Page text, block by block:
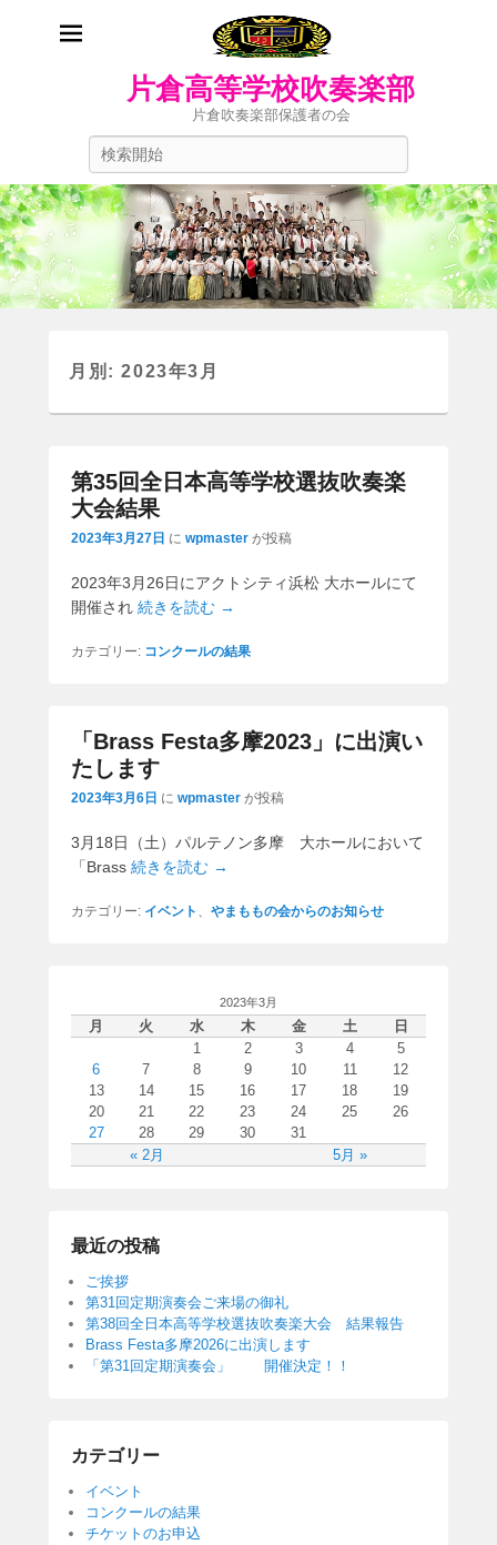
片倉高等学校吹奏楽部
片倉吹奏楽部保護者の会
開
始
月別: 2023年3月
第35回全日本高等学校選抜吹奏楽
大会結果
2023年3月27日 に wpmaster が投稿
2023年3月26日にアクトシティ浜松 大ホールにて
開催され 続きを読む →
カテゴリー: コンクールの結果
「Brass Festa多摩2023」に出演い
たします
2023年3月6日 に wpmaster が投稿
3月18日（土）パルテノン多摩 大ホールにおいて
「Brass 続きを読む →
カテゴリー: イベント 、 やまももの会からのお知らせ
2023年3月
月 火 水 木 金 土 日
« 2月 5月 »
1 2 3 4
5
6
7 8 9 10 11
12
13
14 15 16 17 18
19
20
21 22 23 24 25
26
27
28 29 30 31
最近の投稿
ご挨拶
第31回定期演奏会ご来場の御礼
第38回全日本高等学校選抜吹奏楽大会 結果報告
Brass Festa多摩2026に出演します
「第31回定期演奏会」 開催決定！！
カテゴリー
イベント
コンクールの結果
チケットのお申込